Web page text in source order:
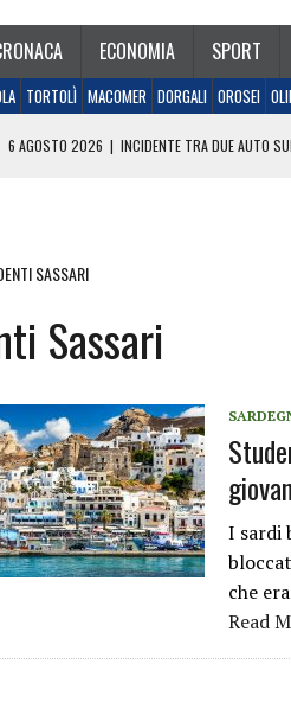
ECONOMIA SPORT
TORTOLÌ MACOMER DORGALI OROSEI
6 AGOSTO 2026 | INCIDENTE TRA DUE AUTO
| OMICIDIO A BARI SARDO, ECCO COME È
SASSARI
Sassari
I sardi
che
Read